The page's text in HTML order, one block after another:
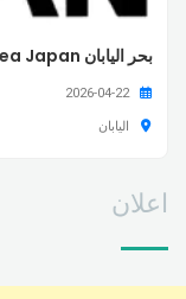
بحر اليابان Sea Japan
2026-04-22
اليابان
اعلان